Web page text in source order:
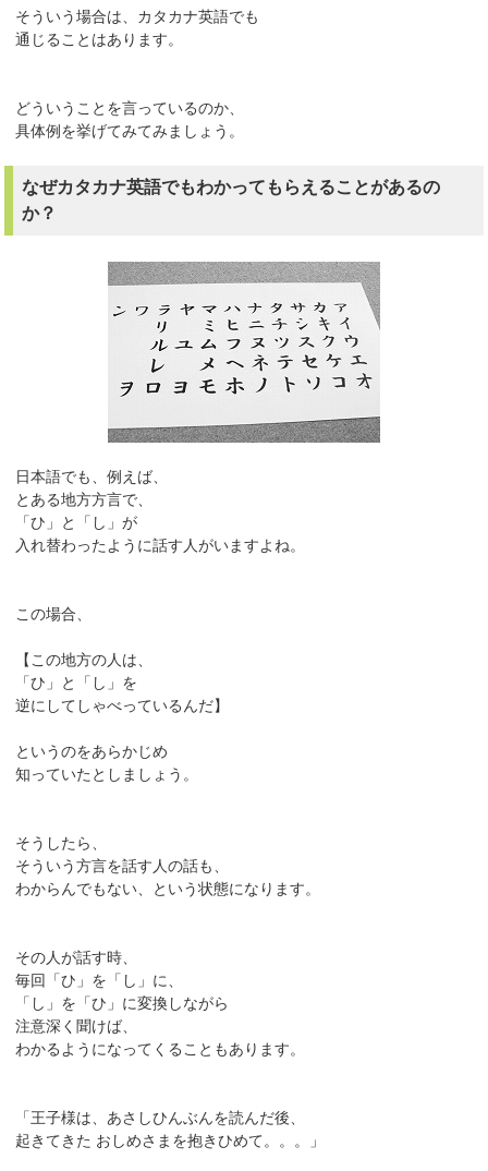
そういう場合は、カタカナ英語でも
通じることはあります。
どういうことを言っているのか、
具体例を挙げてみてみましょう。
なぜカタカナ英語でもわかってもらえることがあるの
か？
日本語でも、例えば、
とある地方方言で、
「ひ」と「し」が
入れ替わったように話す人がいますよね。
この場合、
【この地方の人は、
「ひ」と「し」を
逆にしてしゃべっているんだ】
というのをあらかじめ
知っていたとしましょう。
そうしたら、
そういう方言を話す人の話も、
わからんでもない、という状態になります。
その人が話す時、
毎回「ひ」を「し」に、
「し」を「ひ」に変換しながら
注意深く聞けば、
わかるようになってくることもあります。
「王子様は、あさしひんぶんを読んだ後、
起きてきた おしめさまを抱きひめて。。。」